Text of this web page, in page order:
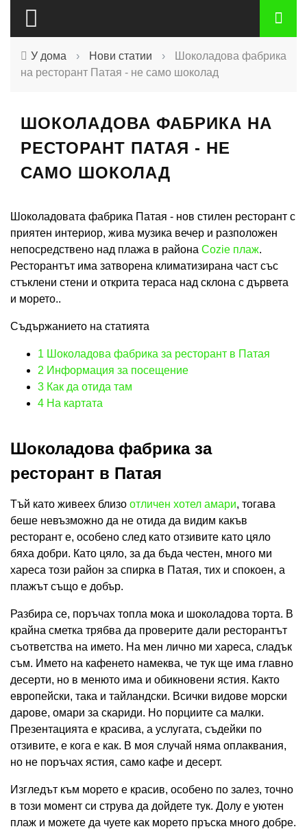
У дома › Нови статии ›
Шоколадова фабрика
на ресторант Патая - не само шоколад
ШОКОЛАДОВА ФАБРИКА НА
РЕСТОРАНТ ПАТАЯ - НЕ
САМО ШОКОЛАД
Шоколадовата фабрика Патая - нов стилен ресторант с
приятен интериор, жива музика вечер и разположен
непосредствено над плажа в района Cozie плаж.
Ресторантът има затворена климатизирана част със
стъклени стени и открита тераса над склона с дървета
и морето..
Съдържанието на статията
1 Шоколадова фабрика за ресторант в Патая
2 Информация за посещение
3 Как да отида там
4 На картата
Шоколадова фабрика за
ресторант в Патая
Тъй като живеех близо отличен хотел амари, тогава
беше невъзможно да не отида да видим какъв
ресторант е, особено след като отзивите като цяло
бяха добри. Като цяло, за да бъда честен, много ми
хареса този район за спирка в Патая, тих и спокоен, а
плажът също е добър.
Разбира се, поръчах топла мока и шоколадова торта. В
крайна сметка трябва да проверите дали ресторантът
съответства на името. На мен лично ми хареса, сладък
съм. Името на кафенето намеква, че тук ще има главно
десерти, но в менюто има и обикновени ястия. Както
европейски, така и тайландски. Всички видове морски
дарове, омари за скариди. Но порциите са малки.
Презентацията е красива, а услугата, съдейки по
отзивите, е кога е как. В моя случай няма оплаквания,
но не поръчах ястия, само кафе и десерт.
Изгледът към морето е красив, особено по залез, точно
в този момент си струва да дойдете тук. Долу е уютен
плаж и можете да чуете как морето пръска много добре.